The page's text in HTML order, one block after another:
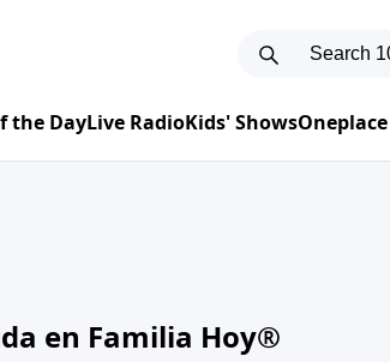
the DayLive RadioKids' ShowsOneplace
en Familia Hoy®